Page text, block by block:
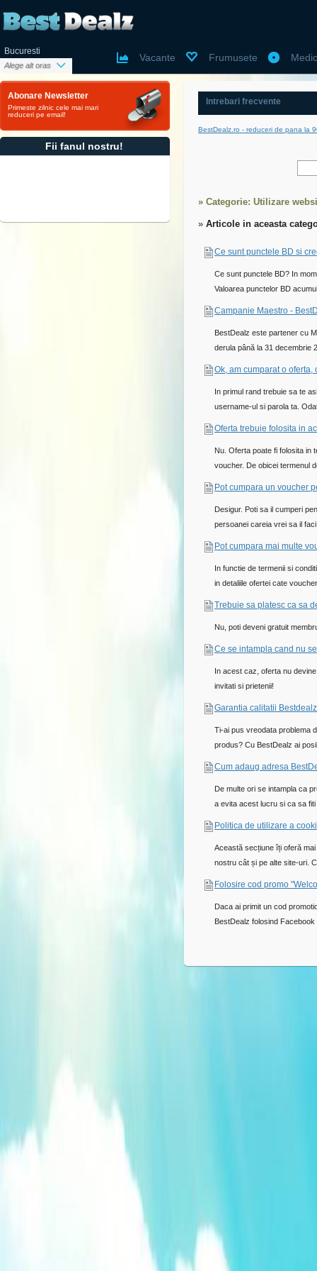
Vacante Frumusete
Bucuresti
Alege alt oras
Abonare Newsletter
Primeste zilnic cele mai mari
reduceri pe email!
Fii fanul nostru!
Intrebari frecvente
BestDealz.ro - reduceri de pana la
» Categorie: Utilizare
» Articole in aceasta
Ce sunt punctele BD si
Ce sunt punctele BD? In
Valoarea punctelor BD
Campanie Maestro -
BestDealz este partener cu
derula până la 31 decembrie
Ok, am cumparat o
In primul rand trebuie sa te
username-ul si parola ta.
Oferta trebuie folosita in
Nu. Oferta poate fi folosita in
voucher. De obicei termenul
Pot cumpara un voucher
Desigur. Poti sa il cumperi
persoanei careia vrei sa il
Pot cumpara mai multe
In functie de termenii si
in detaliile ofertei cate
Trebuie sa platesc ca sa
Nu, poti deveni gratuit
Ce se intampla cand nu
In acest caz, oferta nu
invitati si prietenii!
Garantia calitatii Bestdealz
Ti-ai pus vreodata problema
produs? Cu BestDealz ai
Cum adaug adresa
De multe ori se intampla ca
a evita acest lucru si ca sa
Politica de utilizare a
Această secțiune îți oferă
nostru cât și pe alte site-uri.
Folosire cod promo
Daca ai primit un cod
BestDealz folosind